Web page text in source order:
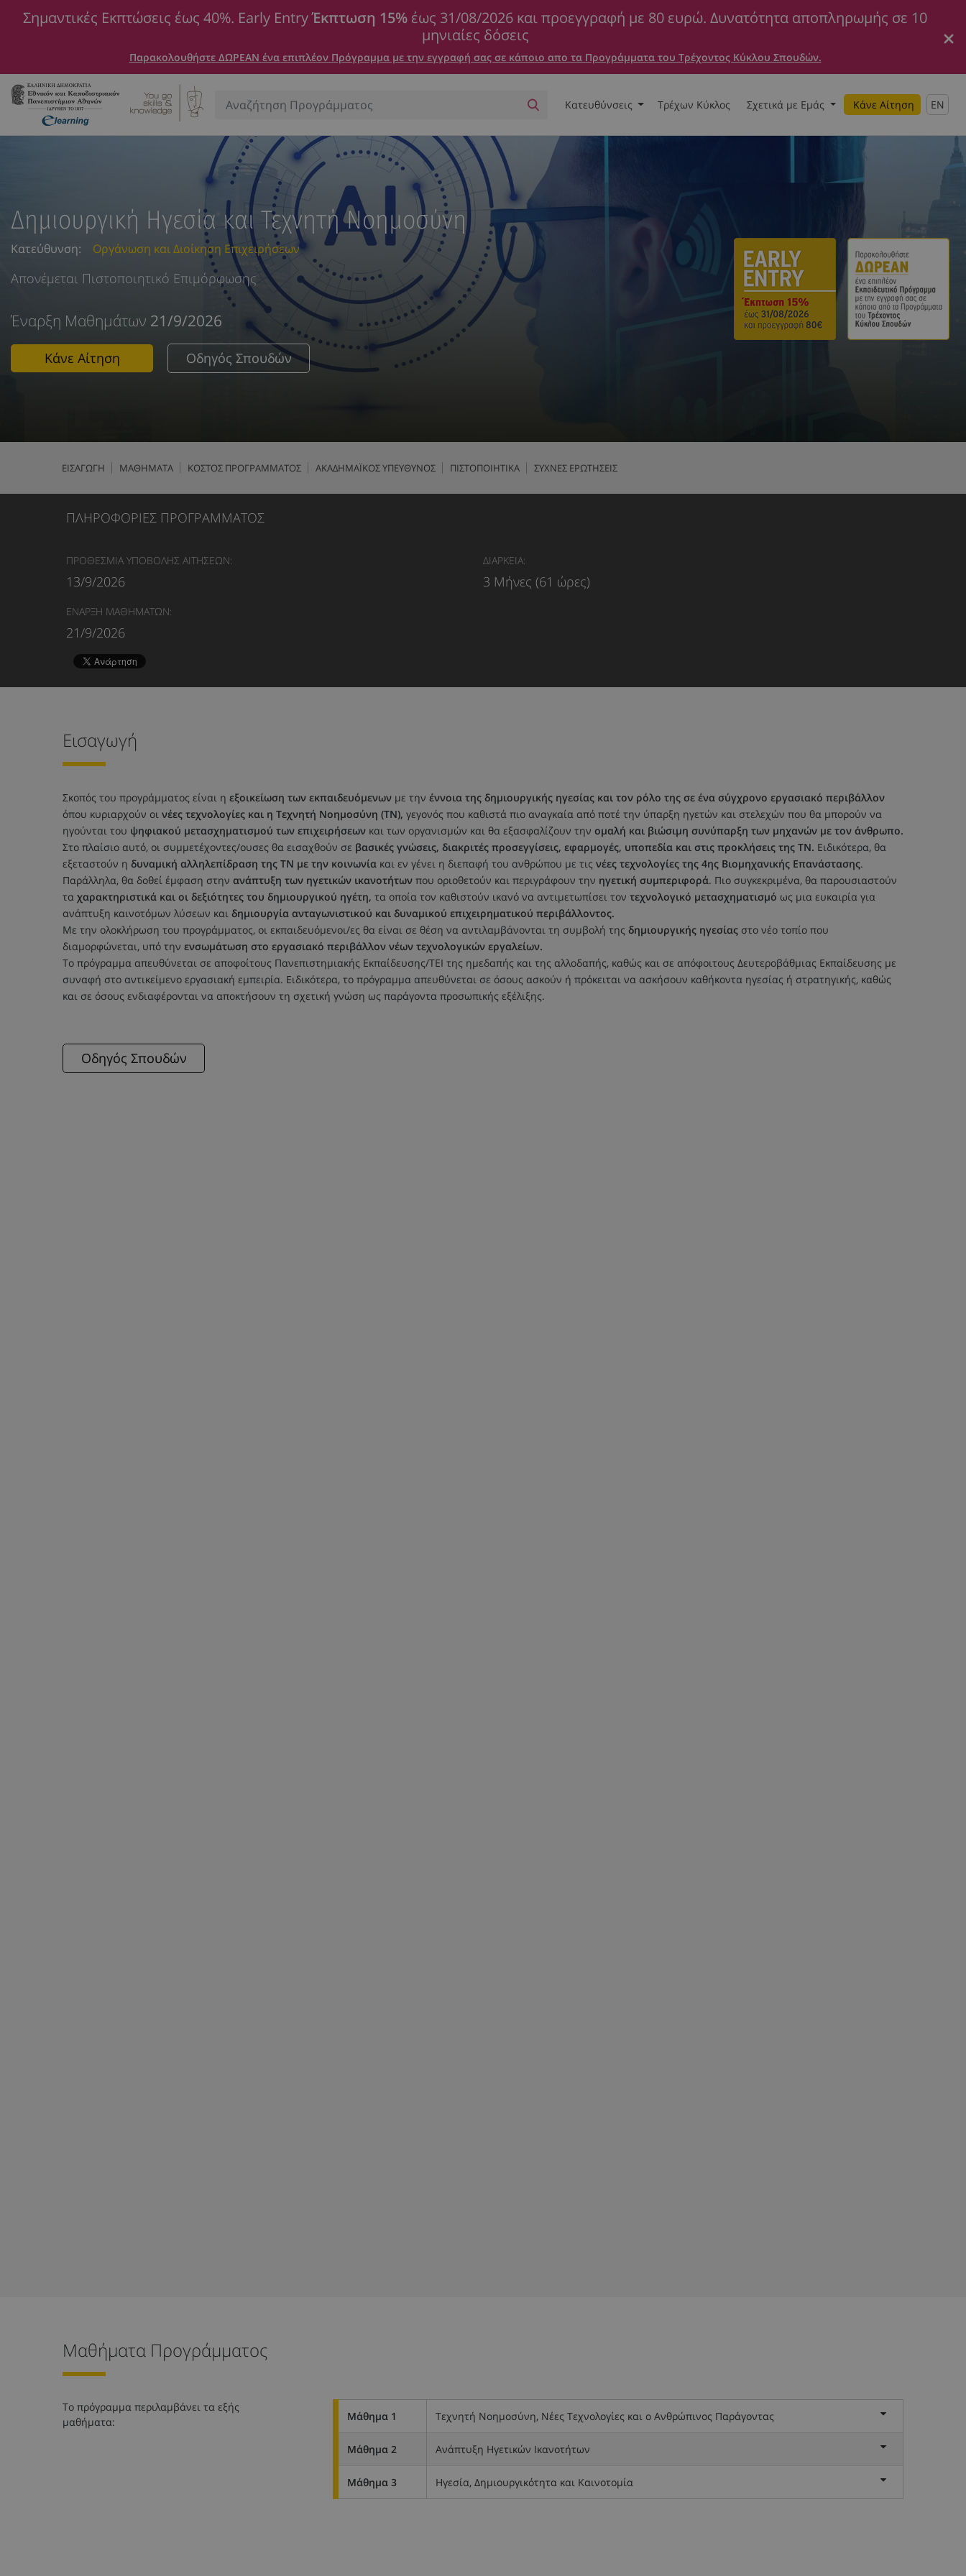
Σημαντικές Εκπτώσεις έως 40%. Early EntryΈκπτωση 15% έως 31/08/2026 και προεγγραφή με 80 ευρώ. Δυνατότητα αποπληρωμής σε 10
μηνιαίες δόσεις
Παρακολουθήστε ΔΩΡΕΑΝ ένα επιπλέον Πρόγραμμα με την εγγραφή σας σε κάποιο απο τα Προγράμματα του Τρέχοντος Κύκλου Σπουδών.
Αναζήτηση:
Κατευθύνσεις Τρέχων Κύκλος Σχετικά με Εμάς Κάνε Αίτηση EN
Δημιουργική Ηγεσία και Τεχνητή Νοημοσύνη
Κατεύθυνση: Οργάνωση και Διοίκηση Επιχειρήσεων
Απονέμεται Πιστοποιητικό Επιμόρφωσης
Έναρξη Μαθημάτων 21/9/2026
Κάνε Αίτηση Οδηγός Σπουδών
ΕΙΣΑΓΩΓΗ ΜΑΘΗΜΑΤΑ ΚΟΣΤΟΣ ΠΡΟΓΡΑΜΜΑΤΟΣ ΑΚΑΔΗΜΑΪΚΟΣ ΥΠΕΥΘΥΝΟΣ ΠΙΣΤΟΠΟΙΗΤΙΚΑ ΣΥΧΝΕΣ ΕΡΩΤΗΣΕΙΣ
ΠΛΗΡΟΦΟΡΙΕΣ ΠΡΟΓΡΑΜΜΑΤΟΣ
ΠΡΟΘΕΣΜΙΑ ΥΠΟΒΟΛΗΣ ΑΙΤΗΣΕΩΝ:
13/9/2026
ΕΝΑΡΞΗ ΜΑΘΗΜΑΤΩΝ:
21/9/2026
ΔΙΑΡΚΕΙΑ:
3 Μήνες (61 ώρες)
Εισαγωγή
Σκοπός του προγράμματος είναι η εξοικείωση των εκπαιδευόμενων με την έννοια της δημιουργικής ηγεσίας και τον ρόλο της σε ένα σύγχρονο εργασιακό περιβάλλον
όπου κυριαρχούν οι νέες τεχνολογίες και η Τεχνητή Νοημοσύνη (ΤΝ), γεγονός που καθιστά πιο αναγκαία από ποτέ την ύπαρξη ηγετών και στελεχών που θα μπορούν να
ηγούνται του ψηφιακού μετασχηματισμού των επιχειρήσεων και των οργανισμών και θα εξασφαλίζουν την ομαλή και βιώσιμη συνύπαρξη των μηχανών με τον άνθρωπο.
Στο πλαίσιο αυτό, οι συμμετέχοντες/ουσες θα εισαχθούν σε βασικές γνώσεις, διακριτές προσεγγίσεις, εφαρμογές, υποπεδία και στις προκλήσεις της ΤΝ. Ειδικότερα, θα
εξεταστούν η δυναμική αλληλεπίδραση της ΤΝ με την κοινωνία και εν γένει η διεπαφή του ανθρώπου με τις νέες τεχνολογίες της 4ης Βιομηχανικής Επανάστασης.
Παράλληλα, θα δοθεί έμφαση στην ανάπτυξη των ηγετικών ικανοτήτων που οριοθετούν και περιγράφουν την ηγετική συμπεριφορά. Πιο συγκεκριμένα, θα παρουσιαστούν
τα χαρακτηριστικά και οι δεξιότητες του δημιουργικού ηγέτη, τα οποία τον καθιστούν ικανό να αντιμετωπίσει τον τεχνολογικό μετασχηματισμό ως μια ευκαιρία για
ανάπτυξη καινοτόμων λύσεων και δημιουργία ανταγωνιστικού και δυναμικού επιχειρηματικού περιβάλλοντος.
Με την ολοκλήρωση του προγράμματος, οι εκπαιδευόμενοι/ες θα είναι σε θέση να αντιλαμβάνονται τη συμβολή της δημιουργικής ηγεσίας στο νέο τοπίο που
διαμορφώνεται, υπό την ενσωμάτωση στο εργασιακό περιβάλλον νέων τεχνολογικών εργαλείων.
Το πρόγραμμα απευθύνεται σε αποφοίτους Πανεπιστημιακής Εκπαίδευσης/ΤΕΙ της ημεδαπής και της αλλοδαπής, καθώς και σε απόφοιτους Δευτεροβάθμιας Εκπαίδευσης με
συναφή στο αντικείμενο εργασιακή εμπειρία. Ειδικότερα, το πρόγραμμα απευθύνεται σε όσους ασκούν ή πρόκειται να ασκήσουν καθήκοντα ηγεσίας ή στρατηγικής, καθώς
και σε όσους ενδιαφέρονται να αποκτήσουν τη σχετική γνώση ως παράγοντα προσωπικής εξέλιξης.
Οδηγός Σπουδών
Μαθήματα Προγράμματος
Το πρόγραμμα περιλαμβάνει τα εξής
μαθήματα:
Μάθημα 1 Τεχνητή Νοημοσύνη, Νέες Τεχνολογίες και ο Ανθρώπινος Παράγοντας
Μάθημα 2 Ανάπτυξη Ηγετικών Ικανοτήτων
Μάθημα 3 Ηγεσία, Δημιουργικότητα και Καινοτομία